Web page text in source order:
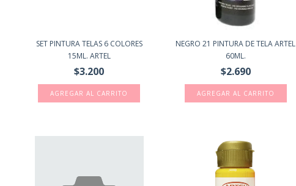
SET PINTURA TELAS 6 COLORES
15ML. ARTEL
$3.200
NEGRO 21 PINTURA DE TELA ARTEL
60ML.
$2.690